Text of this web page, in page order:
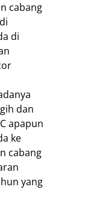
cabang
di
dan
apapun
ke
cabang
yang